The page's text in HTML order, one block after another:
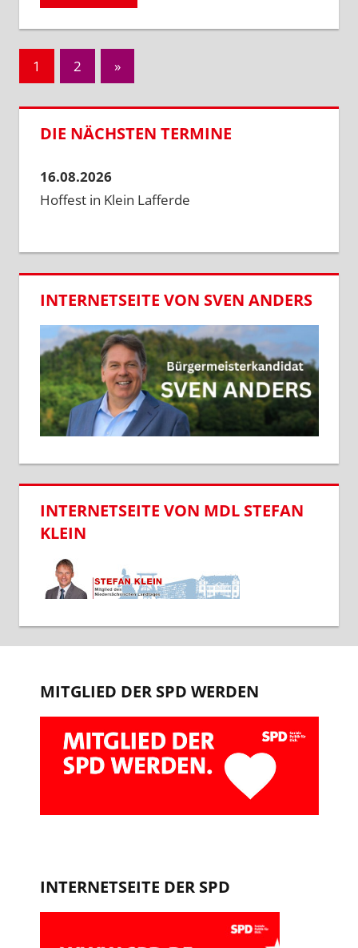
Seitennummerierung
Beiträge
1 2
Nächste
Beiträge
»
DIE NÄCHSTEN TERMINE
16.08.2026
Hoffest in Klein Lafferde
INTERNETSEITE VON SVEN ANDERS
INTERNETSEITE VON MDL STEFAN
KLEIN
MITGLIED DER SPD WERDEN
INTERNETSEITE DER SPD